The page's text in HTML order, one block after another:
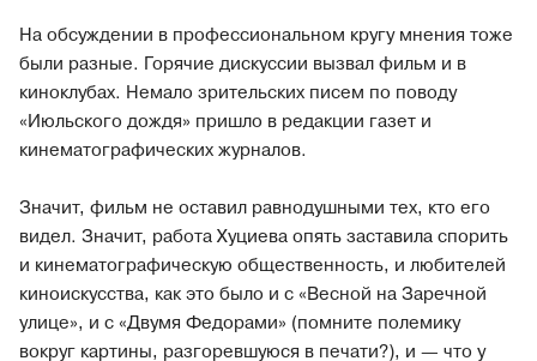
На обсуждении в профессиональном кругу мнения тоже
были разные. Горячие дискуссии вызвал фильм и в
киноклубах. Немало зрительских писем по поводу
«Июльского дождя» пришло в редакции газет и
кинематографических журналов.
Значит, фильм не оставил равнодушными тех, кто его
видел. Значит, работа Хуциева опять заставила спорить
и кинематографическую общественность, и любителей
киноискусства, как это было и с «Весной на Заречной
улице», и с «Двумя Федорами» (помните полемику
вокруг картины, разгоревшуюся в печати?), и — что у